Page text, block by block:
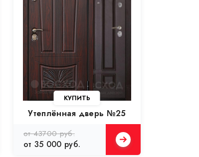
Утеплённая дверь №25
от 43700 руб.
от 35 000 руб.